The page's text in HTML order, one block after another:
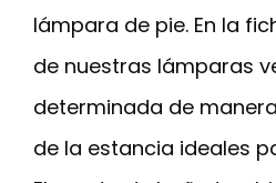
lámpara de pie. En la
de nuestras lámparas
determinada de
de la estancia ideales